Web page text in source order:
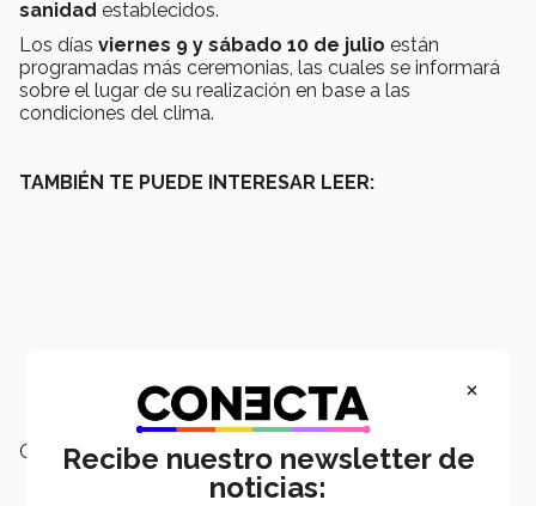
sanidad establecidos.
Los días viernes 9 y sábado 10 de julio están
programadas más ceremonias, las cuales se informará
sobre el lugar de su realización en base a las
condiciones del clima.
TAMBIÉN TE PUEDE INTERESAR LEER:
Campus: Monterrey
×
Recibe nuestro newsletter de
noticias: